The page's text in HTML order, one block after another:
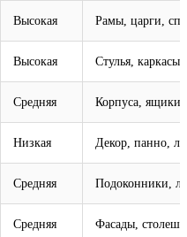
Высокая Рамы, царги,
Высокая Стулья,
Средняя Корпуса,
Низкая Декор, панно,
Средняя Подоконники,
Средняя Фасады,